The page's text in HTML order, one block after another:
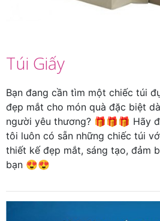
Túi Giấy
Bạn đang cần tìm một chiếc túi
đẹp mắt cho món quà đặc biệt
người yêu thương? 🎁🎁🎁 Hãy
tôi luôn có sẵn những chiếc túi
thiết kế đẹp mắt, sáng tạo, đảm
bạn 😍😍